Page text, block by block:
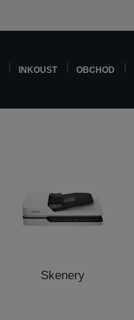
INKOUST OBCHOD
Skenery